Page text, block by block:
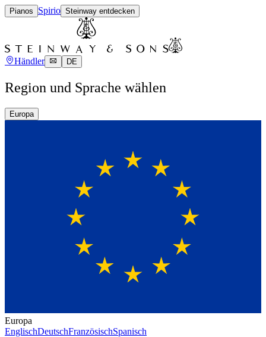
Pianos Spirio Steinway entdecken
Händler DE
Region und Sprache wählen
Europa
Europa
EnglischDeutschFranzösischSpanisch